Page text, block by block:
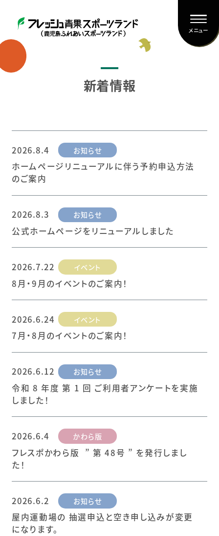
メニュー
新着情報
2026.8.4 お知らせ
ホームページリニューアルに伴う予約申込方法
のご案内
2026.8.3 お知らせ
公式ホームページをリニューアルしました
2026.7.22 イベント
8月・9月のイベントのご案内！
2026.6.24 イベント
7月・8月のイベントのご案内！
2026.6.12 お知らせ
令和 8 年度 第 1 回 ご利用者アンケートを実施
しました！
2026.6.4 かわら版
フレスポかわら版 ” 第 48号 ” を発行しまし
た！
2026.6.2 お知らせ
屋内運動場の 抽選申込と空き申し込みが変更
になります。